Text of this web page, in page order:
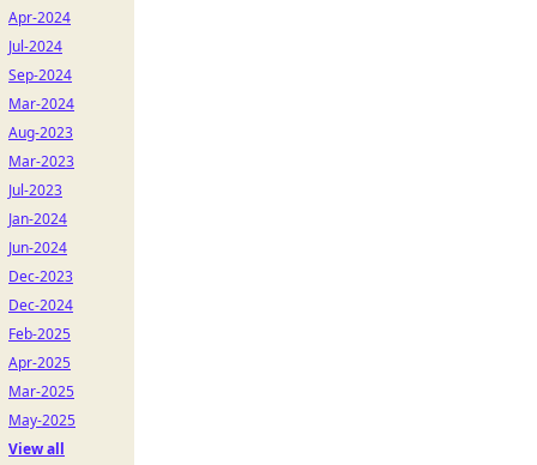
Apr-2024
Jul-2024
Sep-2024
Mar-2024
Aug-2023
Mar-2023
Jul-2023
Jan-2024
Jun-2024
Dec-2023
Dec-2024
Feb-2025
Apr-2025
Mar-2025
May-2025
View all